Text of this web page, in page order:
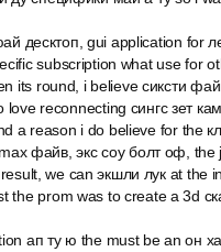
десктоп, gui application for
subscription what use for
its round, i believe сиксти
reconnecting сингс зет
a reason i do believe for the
файв, экс соу болт оф, the
we can экшли лук at the
prom was to create a 3d
ап ту ю the must be an он